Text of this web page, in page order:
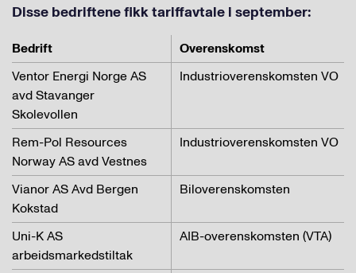
Disse bedriftene fikk tariffavtale i september:
Bedrift
Overenskomst
Ventor Energi Norge AS
avd Stavanger
Skolevollen
Industrioverenskomsten VO
Rem-Pol Resources
Norway AS avd Vestnes
Industrioverenskomsten VO
Vianor AS Avd Bergen
Kokstad
Biloverenskomsten
Uni-K AS
arbeidsmarkedstiltak
AIB-overenskomsten (VTA)